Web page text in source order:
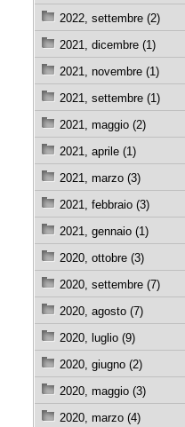
2022, settembre (2)
2021, dicembre (1)
2021, novembre (1)
2021, settembre (1)
2021, maggio (2)
2021, aprile (1)
2021, marzo (3)
2021, febbraio (3)
2021, gennaio (1)
2020, ottobre (3)
2020, settembre (7)
2020, agosto (7)
2020, luglio (9)
2020, giugno (2)
2020, maggio (3)
2020, marzo (4)